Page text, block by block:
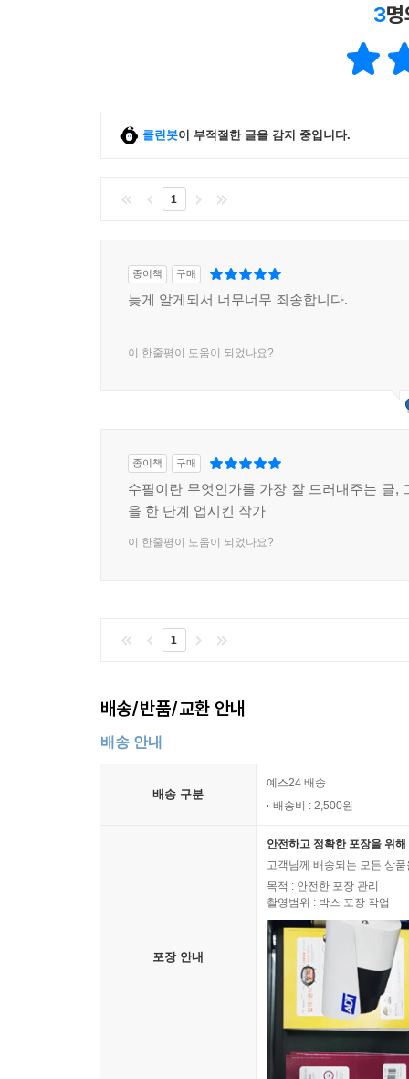
3
클린봇이 부적절한 글을 감지 중입니다.
1
종이책 구매
늦게 알게되서 너무너무 죄송합니다.
이 한줄평이 도움이 되었나요?
종이책 구매
수필이란 무엇인가를 가장 잘 드러내주는 글,
을 한 단계 업시킨 작가
이 한줄평이 도움이 되었나요?
1
배송/반품/교환 안내
배송 안내
배송 구분
예스24 배송
배송비 : 2,500원
포장 안내
안전하고 정확한 포장을 위
고객님께 배송되는 모든 상
목적 : 안전한 포장 관리
촬영범위 : 박스 포장 작업